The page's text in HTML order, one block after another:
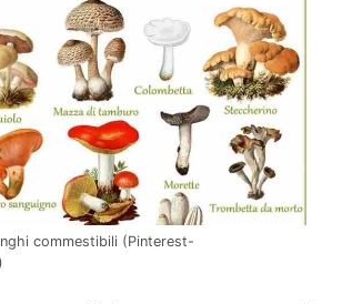
commestibili (Pinterest-